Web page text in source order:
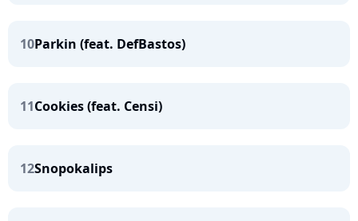
10Parkin (feat. DefBastos)
11Cookies (feat. Censi)
12Snopokalips